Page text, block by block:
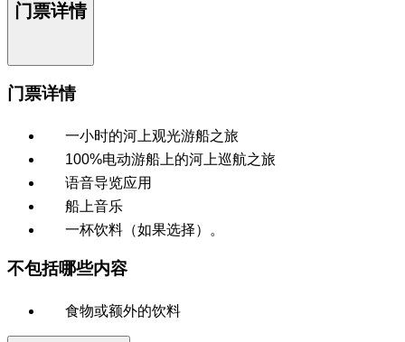
门票详情
门票详情
一小时的河上观光游船之旅
100%电动游船上的河上巡航之旅
语音导览应用
船上音乐
一杯饮料（如果选择）。
不包括哪些内容
食物或额外的饮料